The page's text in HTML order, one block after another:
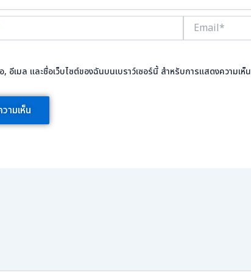
Email*
อีเมล และชื่อเว็บไซต์ของฉันบนเบราว์เซอร์นี้ สำหรับการแสดงความเห็